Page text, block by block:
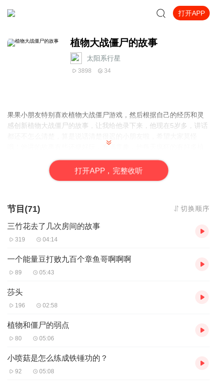
打开APP
植物大战僵尸的故事
太阳系行星
3898 34
果果小朋友特别喜欢植物大战僵尸游戏，然后根据自己的经历和灵
感创新植物大战僵尸的故事，让我给他录下来，他现在5岁多，讲话
哦！他讲的故事有些还挺好玩，充满童趣，他每天疯狂的有好多植
布出来与大家分享，家长朋友们可以和家里小朋友一起分享！祝愿
天下所有的小朋友快乐健康成长！
打开APP，完整收听
节目(71) 切换顺序
三竹花去了几次房间的故事
319 04:14
一个能量豆打败九百个章鱼哥啊啊啊
89 05:43
莎头
196 02:58
植物和僵尸的弱点
80 05:06
小喷菇是怎么练成铁锤功的？
92 05:08